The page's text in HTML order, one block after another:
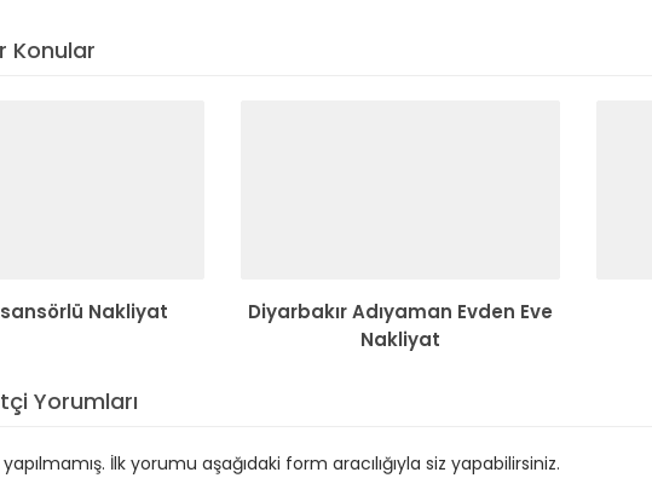
Konular
Nakliyat
Diyarbakır Adıyaman Evden Eve
Nakliyat
Yorumları
İlk yorumu aşağıdaki form aracılığıyla siz yapabilirsiniz.